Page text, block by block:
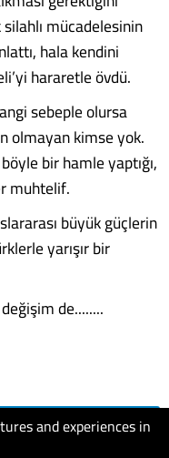
and experiences in
silahlı mücadelesinin
hala kendini
hararetle övdü.
sebeple olursa
olmayan kimse yok.
bir hamle yaptığı,
muhtelif.
büyük güçlerin
yarışır bir
de........